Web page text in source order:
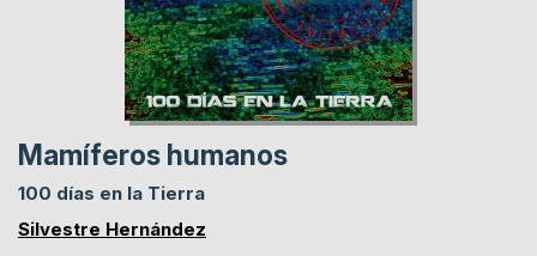
Mamíferos humanos
100 días en la Tierra
Silvestre Hernández